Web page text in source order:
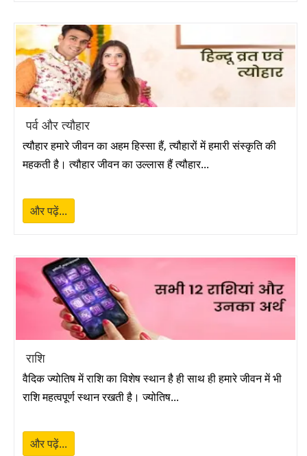
पर्व और त्यौहार
त्यौहार हमारे जीवन का अहम हिस्सा हैं, त्यौहारों में हमारी संस्कृति की
महकती है। त्यौहार जीवन का उल्लास हैं त्यौहार...
और पढ़ें...
राशि
वैदिक ज्योतिष में राशि का विशेष स्थान है ही साथ ही हमारे जीवन में भी
राशि महत्वपूर्ण स्थान रखती है। ज्योतिष...
और पढ़ें...